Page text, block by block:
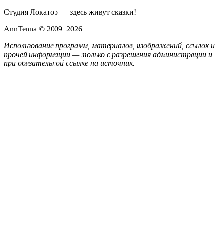
Студия Локатор — здесь живут сказки!
AnnTenna © 2009–2026
Использование программ, материалов, изображений, ссылок и
прочей информации — только с разрешения администрации и
при обязательной ссылке на источник.